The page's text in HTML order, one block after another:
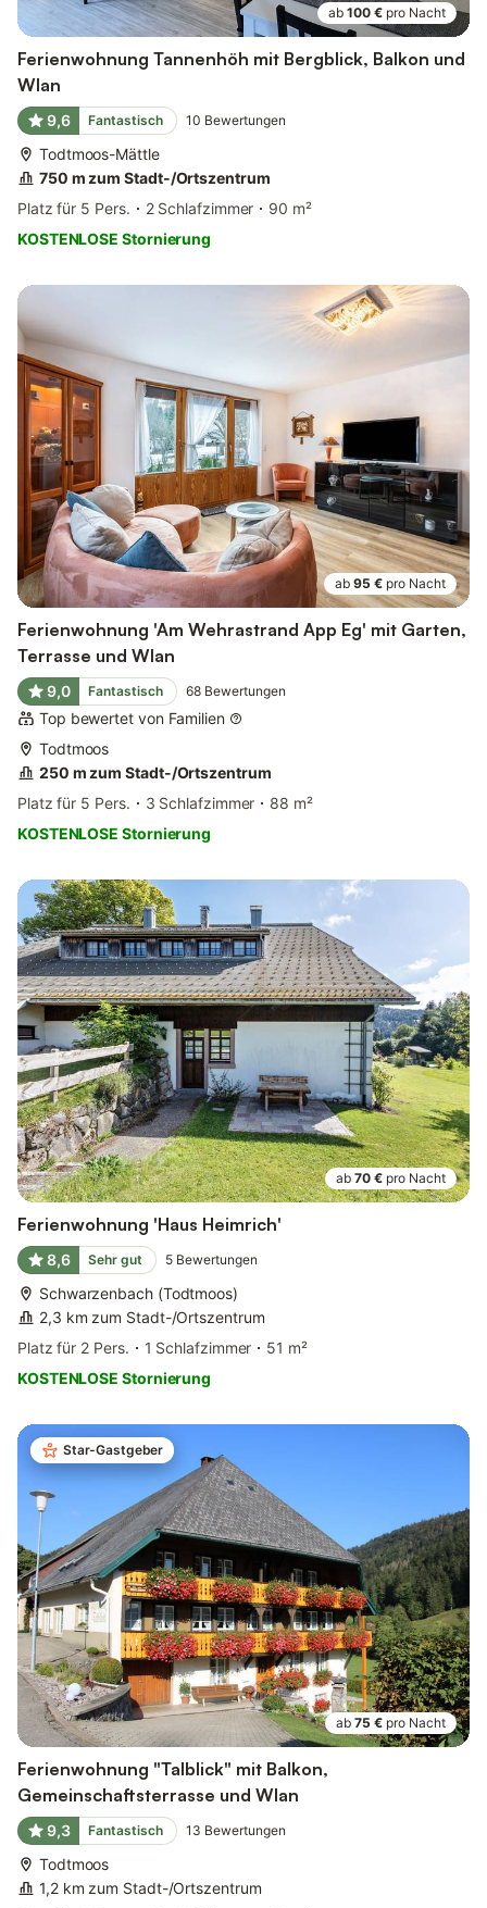
ab 100 € pro Nacht
Ferienwohnung Tannenhöh mit Bergblick, Balkon und
Wlan
9,6 Fantastisch 10 Bewertungen
Todtmoos-Mättle
750 m zum Stadt-/Ortszentrum
Platz für 5 Pers.
2 Schlafzimmer
90 m²
KOSTENLOSE Stornierung
ab 95 € pro Nacht
Ferienwohnung 'Am Wehrastrand App Eg' mit Garten,
Terrasse und Wlan
9,0 Fantastisch 68 Bewertungen
Top bewertet von Familien
Todtmoos
250 m zum Stadt-/Ortszentrum
Platz für 5 Pers.
3 Schlafzimmer
88 m²
KOSTENLOSE Stornierung
ab 70 € pro Nacht
Ferienwohnung 'Haus Heimrich'
8,6 Sehr gut 5 Bewertungen
Schwarzenbach (Todtmoos)
2,3 km zum Stadt-/Ortszentrum
Platz für 2 Pers.
1 Schlafzimmer
51 m²
KOSTENLOSE Stornierung
Star-Gastgeber
ab 75 € pro Nacht
Ferienwohnung "Talblick" mit Balkon,
Gemeinschaftsterrasse und Wlan
9,3 Fantastisch 13 Bewertungen
Todtmoos
1,2 km zum Stadt-/Ortszentrum